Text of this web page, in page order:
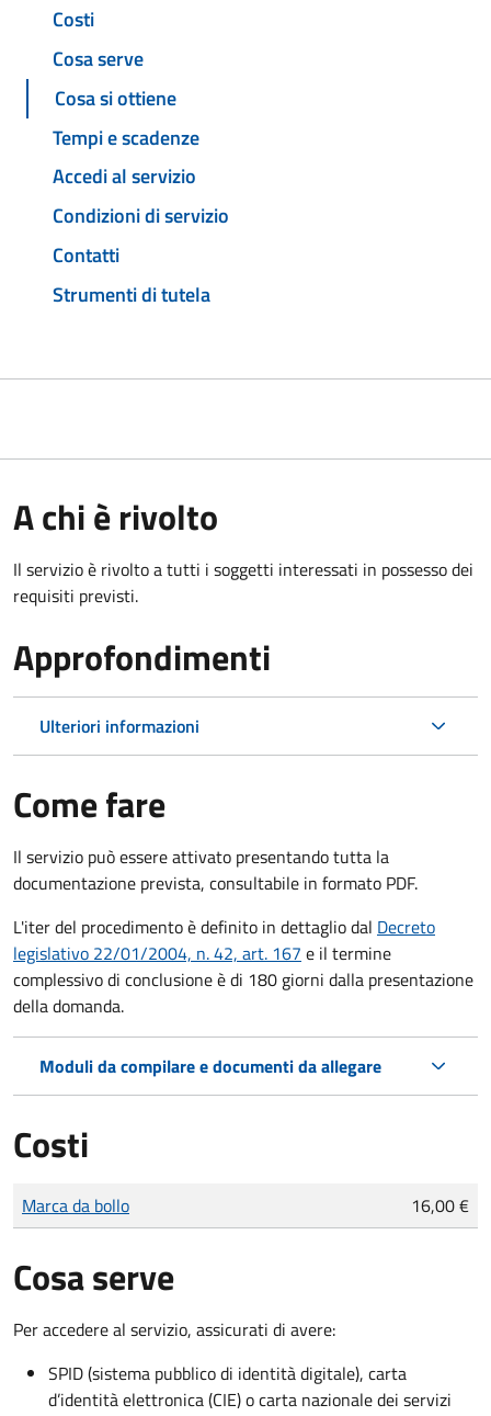
Costi
Cosa serve
Cosa si ottiene
Tempi e scadenze
Accedi al servizio
Condizioni di servizio
Contatti
Strumenti di tutela
A chi è rivolto
Il servizio è rivolto a tutti i soggetti interessati in possesso dei
requisiti previsti.
Approfondimenti
Ulteriori informazioni
Come fare
Il servizio può essere attivato presentando tutta la
documentazione prevista, consultabile in formato PDF.
L'iter del procedimento è definito in dettaglio dal Decreto
legislativo 22/01/2004, n. 42, art. 167 e il termine
complessivo di conclusione è di 180 giorni dalla presentazione
della domanda.
Moduli da compilare e documenti da allegare
Costi
Tipo di pagamento
Importo
Marca da bollo 16,00 €
Cosa serve
Per accedere al servizio, assicurati di avere:
SPID (sistema pubblico di identità digitale), carta
d’identità elettronica (CIE) o carta nazionale dei servizi